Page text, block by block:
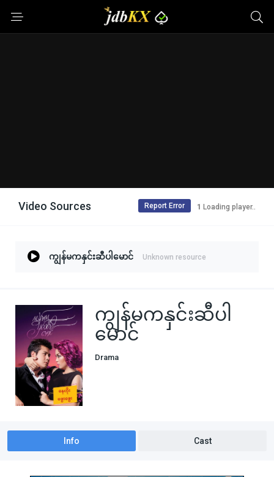
Video Sources Loading player..
Report Error
ကျွန်မကနှင်းဆီပါမောင် Unknown resource
ကျွန်မကနှင်းဆီပါ
မောင်
Drama
Info Cast